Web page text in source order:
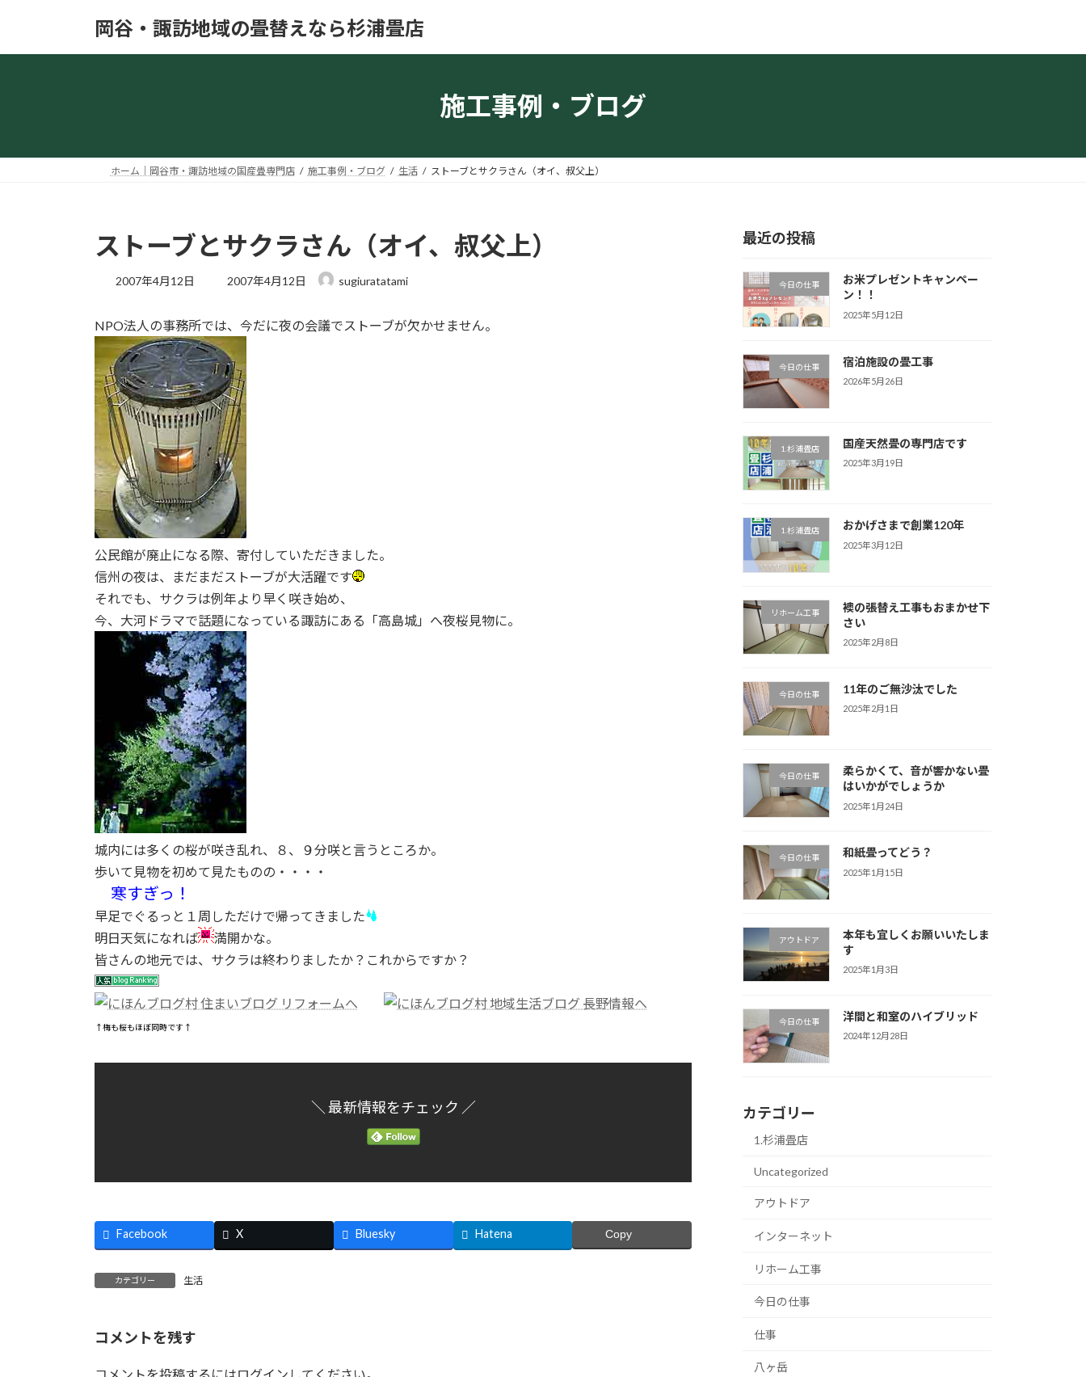
岡谷・諏訪地域の畳替えなら杉浦畳店
施工事例・ブログ
ホーム｜岡谷市・諏訪地域の国産畳専門店 施工事例・ブログ 生活 ストーブとサクラさん（オイ、叔父上）
ストーブとサクラさん（オイ、叔父上）
2007年4月12日
最
新
時
:
2007年4月12日 sugiuratatami
NPO法人の事務所では、今だに夜の会議でストーブが欠かせません。
公民館が廃止になる際、寄付していただきました。
信州の夜は、まだまだストーブが大活躍です
それでも、サクラは例年より早く咲き始め、
今、大河ドラマで話題になっている諏訪にある「高島城」へ夜桜見物に。
城内には多くの桜が咲き乱れ、８、９分咲と言うところか。
歩いて見物を初めて見たものの・・・・
寒すぎっ！
早足でぐるっと１周しただけで帰ってきました
明日天気になれば
満開かな。
皆さんの地元では、サクラは終わりましたか？これからですか？
↑梅も桜もほぼ同時です↑
＼ 最新情報をチェック ／
Facebook X Bluesky Hatena Copy
カテゴリー 生活
コメントを残す
最近の投稿
今日の仕事
お米プレゼントキャンペー
ン！！
2025年5月12日
今日の仕事 宿泊施設の畳工事
2026年5月26日
1.杉浦畳店 国産天然畳の専門店です
2025年3月19日
1.杉浦畳店 おかげさまで創業120年
2025年3月12日
リホーム工事
襖の張替え工事もおまかせ下
さい
2025年2月8日
今日の仕事 11年のご無沙汰でした
2025年2月1日
今日の仕事
柔らかくて、音が響かない畳
はいかがでしょうか
2025年1月24日
今日の仕事 和紙畳ってどう？
2025年1月15日
アウトドア
本年も宜しくお願いいたしま
す
2025年1月3日
今日の仕事 洋間と和室のハイブリッド
2024年12月28日
カテゴリー
1.杉浦畳店
Uncategorized
アウトドア
インターネット
リホーム工事
今日の仕事
仕事
八ヶ岳